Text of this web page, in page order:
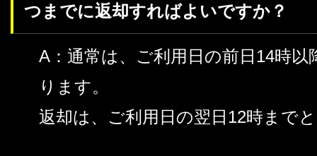
つまでに返却すればよいですか？
A：通常は、ご利用日の前日14時
ります。
返却は、ご利用日の翌日12時まで